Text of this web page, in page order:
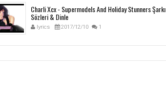
Charli Xcx - Supermodels And Holiday Stunners Şarkı
Sözleri & Dinle
lyrics 2017/12/10 1